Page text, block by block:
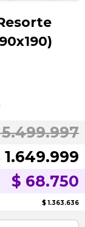
1.649.999
$ 68.750
$ 1.363.636